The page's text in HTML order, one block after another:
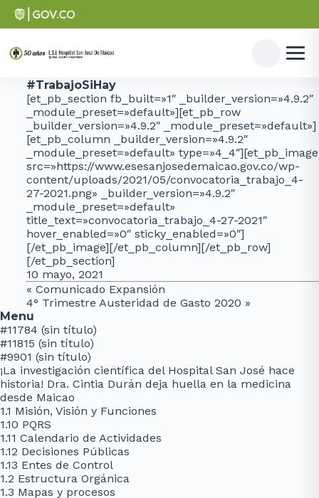
#TrabajoSiHay
[et_pb_section fb_built=»1″ _builder_version=»4.9.2″
_module_preset=»default»][et_pb_row
_builder_version=»4.9.2″ _module_preset=»default»]
[et_pb_column _builder_version=»4.9.2″
_module_preset=»default» type=»4_4″][et_pb_image
src=»https://www.esesanjosedemaicao.gov.co/wp-
content/uploads/2021/05/convocatoria_trabajo_4-
27-2021.png» _builder_version=»4.9.2″
_module_preset=»default»
title_text=»convocatoria_trabajo_4-27-2021″
hover_enabled=»0″ sticky_enabled=»0″]
[/et_pb_image][/et_pb_column][/et_pb_row]
[/et_pb_section]
10 mayo, 2021
«Comunicado Expansión
4° Trimestre Austeridad de Gasto 2020 »
Menu
#11784 (sin título)
#11815 (sin título)
#9901 (sin título)
¡La investigación científica del Hospital San José hace
historia! Dra. Cintia Durán deja huella en la medicina
desde Maicao
1.1 Misión, Visión y Funciones
1.10 PQRS
1.11 Calendario de Actividades
1.12 Decisiones Públicas
1.13 Entes de Control
1.2 Estructura Orgánica
1.3 Mapas y procesos